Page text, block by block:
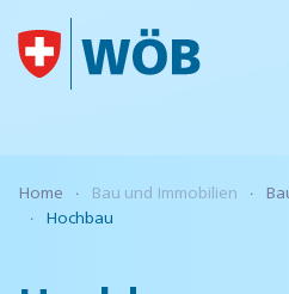
Skip to main content
Home Bau und Immobilien
Hochbau